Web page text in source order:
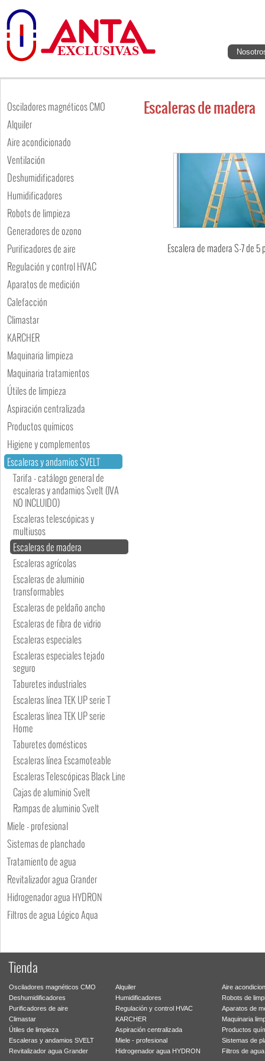
Osciladores magnéticos CMO
Alquiler
Aire acondicionado
Ventilación
Deshumidificadores
Humidificadores
Robots de limpieza
Generadores de ozono
Purificadores de aire
Regulación y control HVAC
Aparatos de medición
Calefacción
Climastar
KARCHER
Maquinaria limpieza
Maquinaria tratamientos
Útiles de limpieza
Aspiración centralizada
Productos químicos
Higiene y complementos
Escaleras y andamios SVELT
Tarifa - catálogo general de
escaleras y andamios Svelt (IVA
NO INCLUIDO)
Escaleras telescópicas y
multiusos
Escaleras de madera
Escaleras agrícolas
Escaleras de aluminio
transformables
Escaleras de peldaño ancho
Escaleras de fibra de vidrio
Escaleras especiales
Escaleras especiales tejado
seguro
Taburetes industriales
Escaleras línea TEK UP serie T
Escaleras línea TEK UP serie
Home
Taburetes domésticos
Escaleras línea Escamoteable
Escaleras Telescópicas Black Line
Cajas de aluminio Svelt
Rampas de aluminio Svelt
Miele - profesional
Sistemas de planchado
Tratamiento de agua
Revitalizador agua Grander
Hidrogenador agua HYDRON
Filtros de agua Lógico Aqua
Escaleras de madera
Escalera de madera S-7 de 5
Tienda
Osciladores magnéticos CMO Alquiler
Aire
Deshumidificadores
Humidificadores
Robots de
Purificadores de aire
Regulación y control HVAC
Aparatos de
Climastar
KARCHER
Maquinaria
Útiles de limpieza
Aspiración centralizada
Productos
Escaleras y andamios SVELT
Miele - profesional
Sistemas de
Revitalizador agua Grander
Hidrogenador agua HYDRON Filtros de